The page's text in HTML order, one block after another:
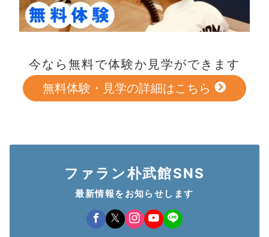
今なら無料で体験か見学ができます
無料体験・見学の詳細はこちら
ファラン朴武館SNS
最新情報をお知らせします